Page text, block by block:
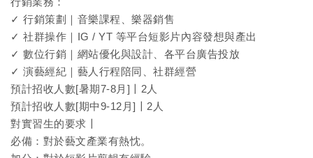
✓ 行銷策劃｜音樂課程、樂器銷售
✓ 社群操作｜IG / YT 等平台短影片內容發想與產出
✓ 數位行銷｜網站優化與設計、各平台廣告投放
✓ 演藝經紀｜藝人行程陪同、社群經營
預計招收人數[暑期7-8月]〡2人
預計招收人數[期中9-12月]〡2人
對實習生的要求〡
必備：對於藝文產業有熱忱。